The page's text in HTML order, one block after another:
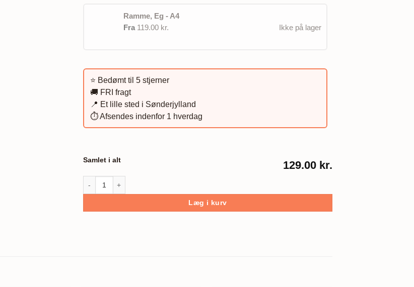
Ramme, Eg - A4
Fra 119.00 kr. Ikke på lager
⭐️ Bedømt til 5 stjerner
🚚 FRI fragt
📍 Et lille sted i Sønderjylland
⏱️ Afsendes indenfor 1 hverdag
Samlet i alt 129.00 kr.
Læg i kurv